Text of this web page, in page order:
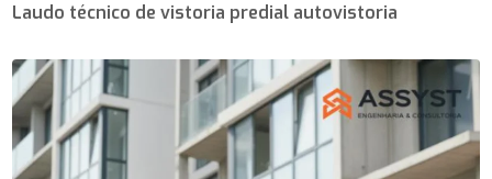
Laudo técnico de vistoria predial autovistoria